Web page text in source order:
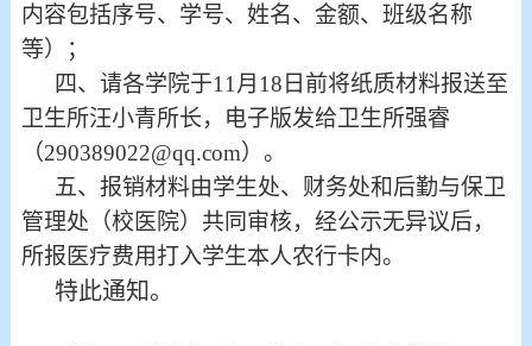
内容包括序号、学号、姓名、金额、班级名称
等）；
四、请各学院于11月18日前将纸质材料报送至
卫生所汪小青所长，电子版发给卫生所强睿
（290389022@qq.com）。
五、报销材料由学生处、财务处和后勤与保卫
管理处（校医院）共同审核，经公示无异议后，
所报医疗费用打入学生本人农行卡内。
特此通知。